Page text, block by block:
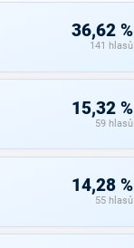
36,62 %
141 hlasů
15,32 %
59 hlasů
14,28 %
55 hlasů